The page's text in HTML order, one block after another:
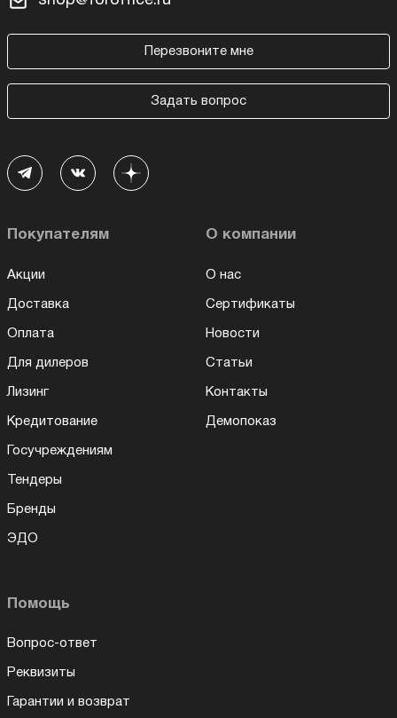
Перезвоните мне
Задать вопрос
Покупателям
Акции
Доставка
Оплата
Для дилеров
Лизинг
Кредитование
Госучреждениям
Тендеры
Бренды
ЭДО
О компании
О нас
Сертификаты
Новости
Статьи
Контакты
Демопоказ
Помощь
Вопрос-ответ
Реквизиты
Гарантии и возврат